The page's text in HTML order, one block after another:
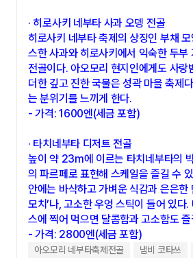
· 히로사키 네부타 사과 오뎅 전골
히로사키 네부타 축제의 상징인 부채 모
스한 사과와 히로사키에서 익숙한 두부
전골이다. 아오모리 현지인에게도 사랑
더한 깊고 진한 국물은 성곽 마을 축제
는 분위기를 느끼게 한다.
- 가격: 1600엔(세금 포함)
· 타치네부타 디저트 전골
높이 약 23m에 이르는 타치네부타의
의 파르페로 표현해 스케일을 즐길 수
안에는 바삭하고 가벼운 식감과 은은한
모치’나, 고소한 우엉 스틱이 들어 있다
스에 찍어 먹으면 달콤함과 고소함도
- 가격: 2800엔(세금 포함)
아오모리 네부타축제전골 냄비 코타쓰